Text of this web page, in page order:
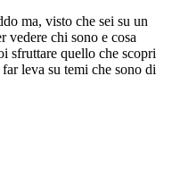
ma, visto che sei su un
vedere chi sono e cosa
sfruttare quello che scopri
leva su temi che sono di